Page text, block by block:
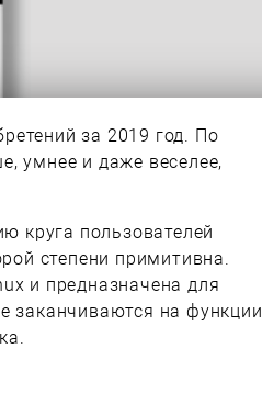
за 2019 год. По
умнее и даже веселее,
круга пользователей
степени примитивна.
и предназначена для
заканчиваются на функции